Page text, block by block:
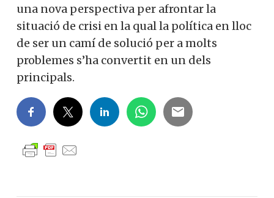
una nova perspectiva per afrontar la
situació de crisi en la qual la política en lloc
de ser un camí de solució per a molts
problemes s’ha convertit en un dels
principals.